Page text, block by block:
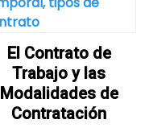
El Contrato de
Trabajo y las
Modalidades de
Contratación